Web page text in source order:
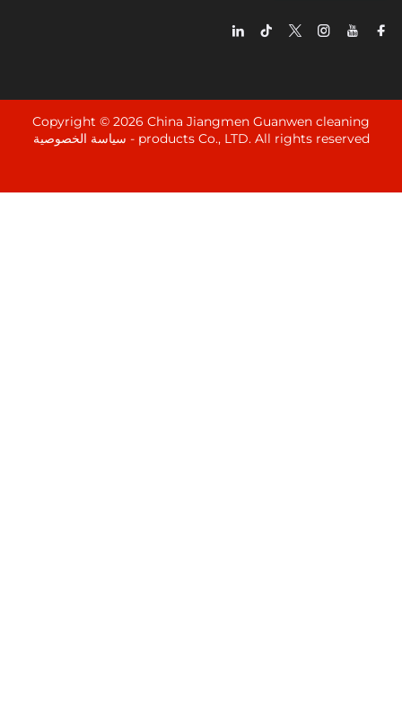
Copyright © 2026 China Jiangmen Guanwen
products Co., LTD. All rights
سياسة الخصوصية